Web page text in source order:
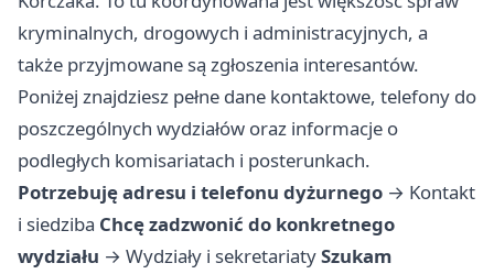
kryminalnych, drogowych i administracyjnych, a
także przyjmowane są zgłoszenia interesantów.
Poniżej znajdziesz pełne dane kontaktowe, telefony do
poszczególnych wydziałów oraz informacje o
podległych komisariatach i posterunkach.
Potrzebuję adresu i telefonu dyżurnego → Kontakt
i siedziba Chcę zadzwonić do konkretnego
wydziału → Wydziały i sekretariatySzukam